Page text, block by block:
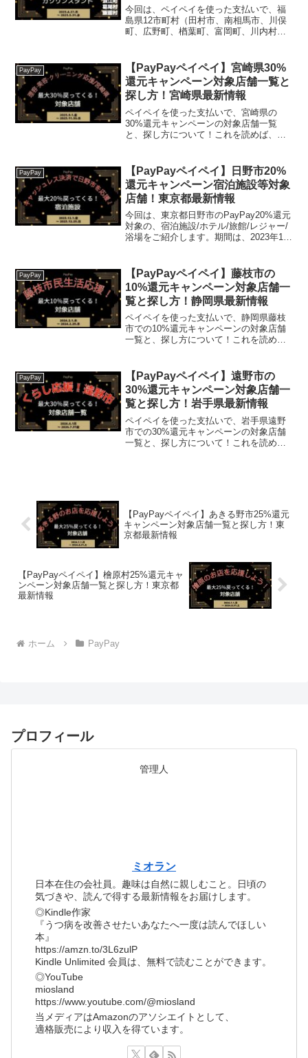
双葉町/浪江町/葛尾村/飯舘村最新
情報
今回は、ペイペイを使った支払いで、福
島県12市町村（田村市、南相馬市、川俣
町、広野町、楢葉町、富岡町、川内村、
ソリンスタンドのうち、以下の4地域につ
いてフォーカスして...
PayPay
【PayPayペイペイ】宮崎県30%
還元キャンペーン対象店舗一覧と
探し方！宮崎県最新情報
ペイペイを使った支払いで、宮崎県の
30%還元キャンペーンの対象店舗一覧
と、探し方について！これを読めば、
キャッシュレス決済で最大30％戻ってく
る！」の、対象店舗と探...
PayPay
【PayPayペイペイ】日野市20%
還元キャンペーン宿泊施設等対象
店舗！東京都最新情報
今回は、東京都日野市のPayPay20%還元
対象の、宿泊施設/ホテル/旅館/レジャー/
浴場をご紹介します。期間は、2023年11
国内24000軒の宿...
PayPay
【PayPayペイペイ】藤枝市の
10%還元キャンペーン対象店舗一
覧と探し方！静岡県最新情報
ペイペイを使った支払いで、静岡県藤枝
市での10%還元キャンペーンの対象店舗
一覧と、探し方について！これを読め
ペーン！」の、対象店舗と探し方がわか
ります。【ふるさ...
PayPay
【PayPayペイペイ】遠野市の
30%還元キャンペーン対象店舗一
覧と探し方！岩手県最新情報
ペイペイを使った支払いで、岩手県遠野
市での30%還元キャンペーンの対象店舗
一覧と、探し方について！これを読め
【PayPayペイペイ】あきる野市25%還元
キャンペーン対象店舗一覧と探し方！東
京都最新情報
【PayPayペイペイ】檜原村25%還元キャ
ンペーン対象店舗一覧と探し方！東京都
最新情報
ホーム PayPay
プロフィール
管理人
ミオラン
日本在住の会社員。趣味は自然に親しむこと。日頃の
気づきや、読んで得する最新情報をお届けします。
◎Kindle作家
『うつ病を改善させたいあなたへ一度は読んでほしい
本』
https://amzn.to/3L6zulP
Kindle Unlimited 会員は、無料で読むことができます。
◎YouTube
miosland
https://www.youtube.com/@miosland
当メディアはAmazonのアソシエイトとして、
適格販売により収入を得ています。